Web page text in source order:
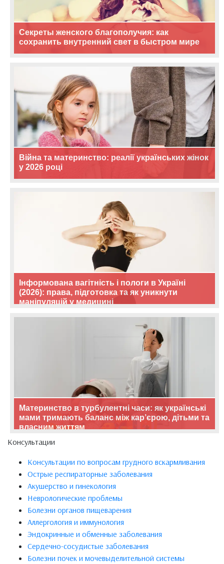
Секреты женского благополучия: как
сохранить внутренний свет в быстром мире
Війна та материнство: реалії українських жінок
у 2026 році
Інформована вагітність і пологи в Україні
(2026): права, підготовка та як уникнути
маніпуляцій у медицині
Материнство в турбулентні часи: як українські
мами тримають баланс між кар’єрою, дітьми та
власним життям
Консультации
Консультации по вопросам грудного вскармливания
Острые респираторные заболевания
Акушерство и гинекология
Неврологические проблемы
Болезни органов пищеварения
Аллергология и иммунология
Эндокринные и обменные заболевания
Сердечно-сосудистые заболевания
Болезни почек и мочевыделительной системы